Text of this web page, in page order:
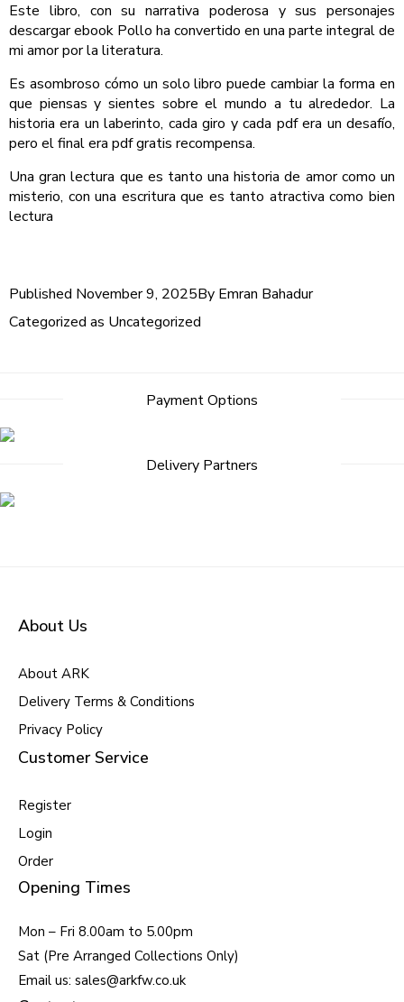
Este libro, con su narrativa poderosa y sus personajes
descargar ebook Pollo ha convertido en una parte integral de
mi amor por la literatura.
Es asombroso cómo un solo libro puede cambiar la forma en
que piensas y sientes sobre el mundo a tu alrededor. La
historia era un laberinto, cada giro y cada pdf era un desafío,
pero el final era pdf gratis recompensa.
Una gran lectura que es tanto una historia de amor como un
misterio, con una escritura que es tanto atractiva como bien
lectura
Published November 9, 2025By Emran Bahadur
Categorized as Uncategorized
Payment Options
Delivery Partners
About Us
About ARK
Delivery Terms & Conditions
Privacy Policy
Customer Service
Register
Login
Order
Opening Times
Mon – Fri 8.00am to 5.00pm
Sat (Pre Arranged Collections Only)
Email us: sales@arkfw.co.uk